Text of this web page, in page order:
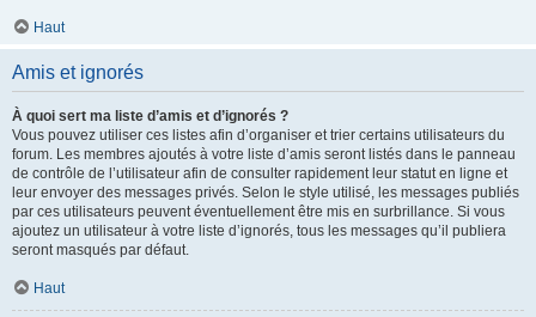
Haut
Amis et ignorés
À quoi sert ma liste d’amis et d’ignorés ?
Vous pouvez utiliser ces listes afin d’organiser et trier certains utilisateurs du
forum. Les membres ajoutés à votre liste d’amis seront listés dans le panneau
de contrôle de l’utilisateur afin de consulter rapidement leur statut en ligne et
leur envoyer des messages privés. Selon le style utilisé, les messages publiés
par ces utilisateurs peuvent éventuellement être mis en surbrillance. Si vous
ajoutez un utilisateur à votre liste d’ignorés, tous les messages qu’il publiera
seront masqués par défaut.
Haut